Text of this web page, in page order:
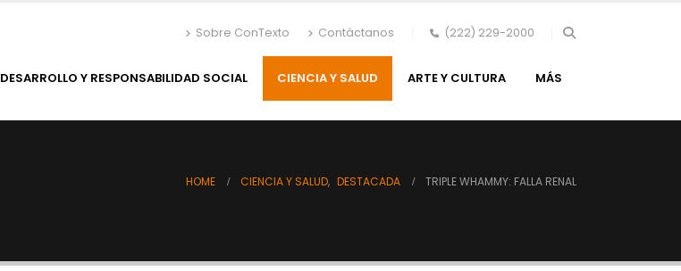
Sobre ConTexto Contáctanos (222) 229-2000
DESARROLLO Y RESPONSABILIDAD SOCIAL CIENCIA Y SALUD ARTE Y CULTURA MÁS
HOME CIENCIA Y SALUD, DESTACADA TRIPLE WHAMMY: FALLA RENAL